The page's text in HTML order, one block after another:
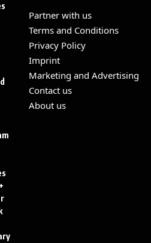
Partner with us
Terms and Conditions
Privacy Policy
Imprint
Marketing and Advertising
Contact us
About us